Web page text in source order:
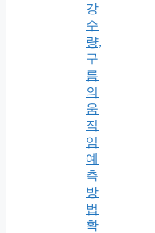
강
수
량,
구
름
의
움
직
임
예
측
방
법
확